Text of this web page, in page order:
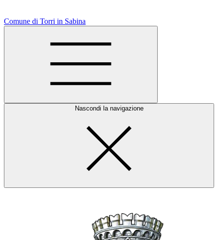
Comune di Torri in Sabina
Nascondi la navigazione